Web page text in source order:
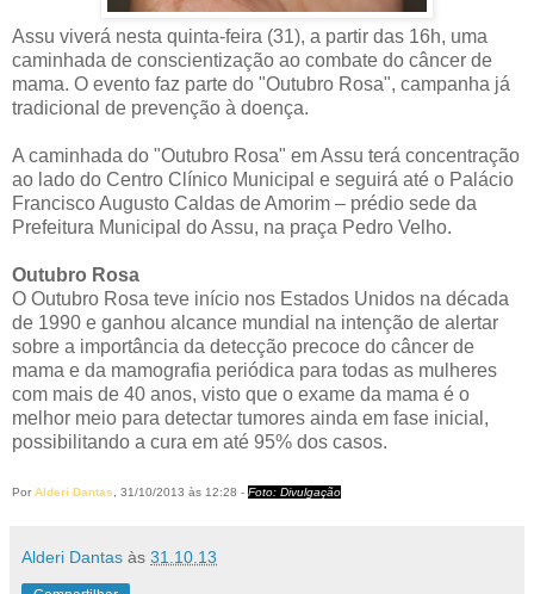
Assu viverá nesta quinta-feira (31), a partir das 16h, uma
caminhada de conscientização ao combate do câncer de
mama. O evento faz parte do "Outubro Rosa", campanha já
tradicional de prevenção à doença.
A caminhada do "Outubro Rosa" em Assu terá concentração
ao lado do Centro Clínico Municipal e seguirá até o Palácio
Francisco Augusto Caldas de Amorim – prédio sede da
Prefeitura Municipal do Assu, na praça Pedro Velho.
Outubro Rosa
O Outubro Rosa teve início nos Estados Unidos na década
de 1990 e ganhou alcance mundial na intenção de alertar
sobre a importância da detecção precoce do câncer de
mama e da mamografia periódica para todas as mulheres
com mais de 40 anos, visto que o exame da mama é o
melhor meio para detectar tumores ainda em fase inicial,
possibilitando a cura em até 95% dos casos.
Por Alderi Dantas, 31/10/2013 às 12:28 - Foto: Divulgação
Alderi Dantas às 31.10.13